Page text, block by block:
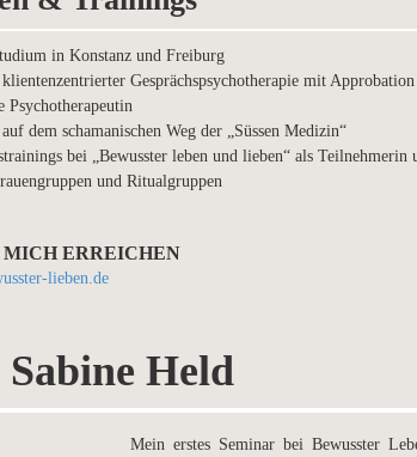
in Konstanz und Freiburg
Gesprächspsychotherapie mit Approbation
Psychotherapeutin
dem schamanischen Weg der „Süssen Medizin“
bei „Bewusster leben und lieben“ als Teilnehmerin
und Ritualgruppen
MICH ERREICHEN
lieben.de
Held
Mein erstes Seminar bei Bewusster